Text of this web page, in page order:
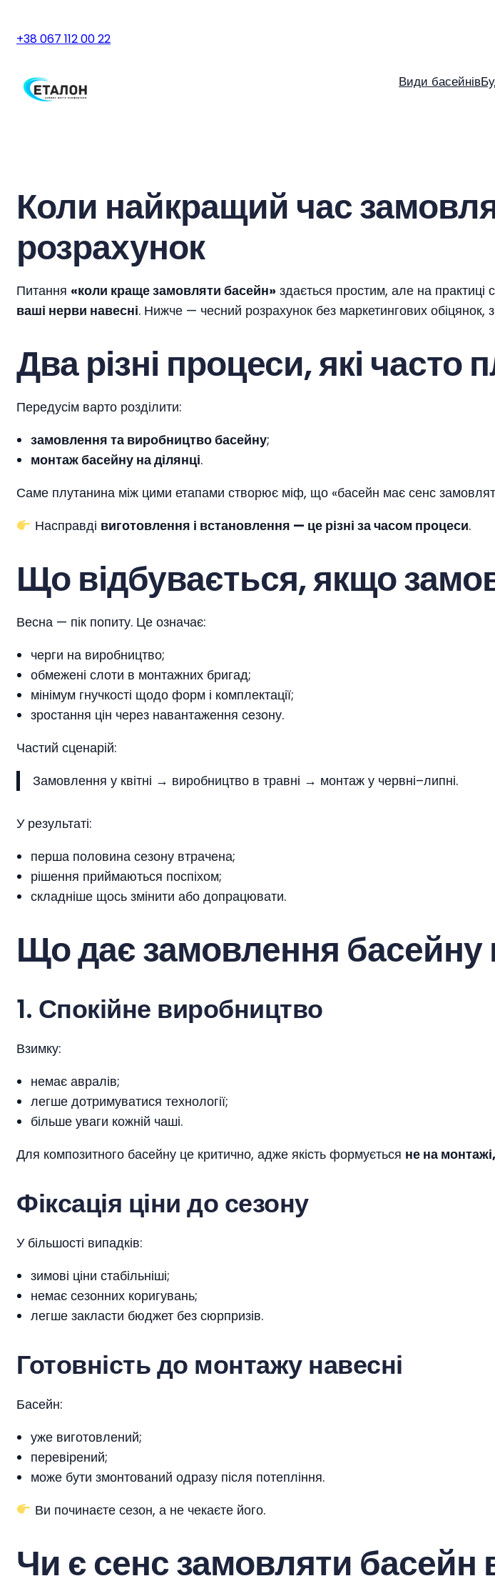
+38 067 112 00 22
Види басейнів
Коли найкращий час
розрахунок
Питання «коли краще замовляти басейн» здається простим, але на практиці
ваші нерви навесні. Нижче — чесний розрахунок без маркетингових обіцянок,
Два різні процеси, які часто
Передусім варто розділити:
замовлення та виробництво басейну;
монтаж басейну на ділянці.
Саме плутанина між цими етапами створює міф, що «басейн має сенс
Насправді виготовлення і встановлення — це різні за часом процеси.
Що відбувається, якщо
Весна — пік попиту. Це означає:
черги на виробництво;
обмежені слоти в монтажних бригад;
мінімум гнучкості щодо форм і комплектації;
зростання цін через навантаження сезону.
Частий сценарій:
Замовлення у квітні → виробництво в травні → монтаж у червні–липні.
У результаті:
перша половина сезону втрачена;
рішення приймаються поспіхом;
складніше щось змінити або допрацювати.
Що дає замовлення басейну
1. Спокійне виробництво
Взимку:
немає авралів;
легше дотримуватися технології;
більше уваги кожній чаші.
Для композитного басейну це критично, адже якість формується не на
Фіксація ціни до сезону
У більшості випадків:
зимові ціни стабільніші;
немає сезонних коригувань;
легше закласти бюджет без сюрпризів.
Готовність до монтажу навесні
Басейн:
уже виготовлений;
перевірений;
може бути змонтований одразу після потепління.
Ви починаєте сезон, а не чекаєте його.
Чи є сенс замовляти басейн